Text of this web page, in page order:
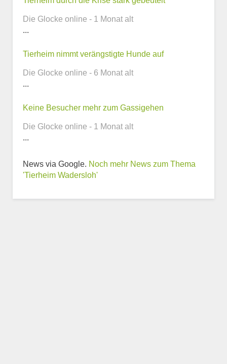
Telefonnummer
Webseite
zum Tierheim
Die Glocke online - 1 Monat alt
...
Tierheim nimmt verängstigte Hunde auf
Die Glocke online - 6 Monat alt
...
Keine Besucher mehr zum Gassigehen
Die Glocke online - 1 Monat alt
...
News via Google. Noch mehr News zum Thema
'Tierheim Wadersloh'